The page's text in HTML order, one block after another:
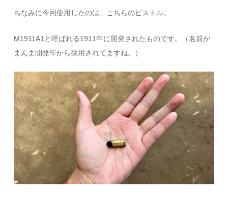
ちなみに今回使用したのは、こちらのピストル。
M1911A1と呼ばれる1911年に開発されたものです。（名前が
まんま開発年から採用されてますね。）